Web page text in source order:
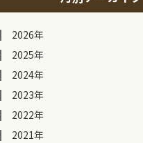
2026年
2025年
2024年
2023年
2022年
2021年